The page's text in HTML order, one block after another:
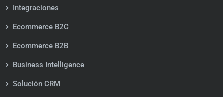
Integraciones
Ecommerce B2C
Ecommerce B2B
Business Intelligence
Solución CRM